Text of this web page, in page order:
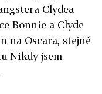
Clydea
Bonnie a Clyde
na Oscara, stejně
Nikdy jsem